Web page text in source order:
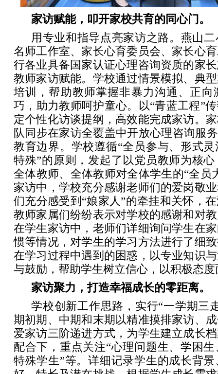
家访赋能，叩开家校共育的同心门。
用专业和指导点亮家访之路。燕山
名师工作室、家长心育委员会、家长心
行各业具备国家认证心理咨询资质的家
教师家访赋能。学校通过情景模拟、典
培训，帮助教师掌握非暴力沟通、正向
巧，助力教师呵护童心。以“青蓝工程”
定个性化访谈提纲，高效能完成家访。
队同步在家访全覆盖中开放心理咨询服
教育边界。学校遵循“全员参与、形式
特殊”的原则，发起了以党员教师为核
全体教师、全体教师对全体学生的“全员
家访中，学校充分感谢老师们的爱岗敬
们充分感受到“娘家人”的牵挂和关怀，
教师家属们纷纷表示对学校的感谢和对
在学生家访中，老师们详细询问学生在
惯等情况，对学生的学习方法进行了细
在学习过程中遇到的困惑，以专业知识
与鼓励，帮助学生树立信心，以积极态
家访聚力，打造幸福成长的零距离。
学校创新工作思路，实行“一学期三
期初期、中期和末期以精准摸排家访、
爱家访三阶递进方式，为学生建立成长
配合下，重点关注“心理问题生、学困
特殊学生”等。详细记录学生的成长背